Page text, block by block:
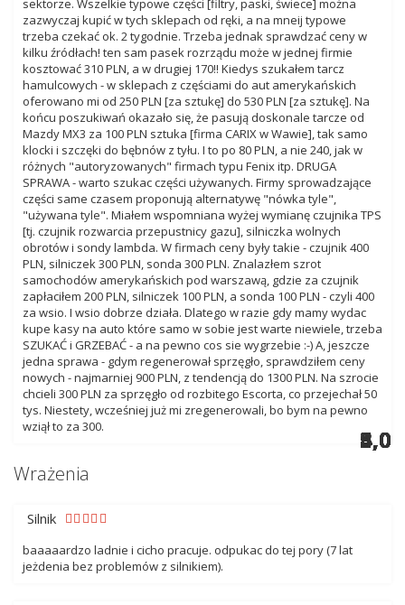
4,0
sektorze. Wszelkie typowe części [filtry, paski, świece] można
zazwyczaj kupić w tych sklepach od ręki, a na mneij typowe
trzeba czekać ok. 2 tygodnie. Trzeba jednak sprawdzać ceny w
kilku źródłach! ten sam pasek rozrządu może w jednej firmie
kosztować 310 PLN, a w drugiej 170!! Kiedys szukałem tarcz
hamulcowych - w sklepach z częściami do aut amerykańskich
oferowano mi od 250 PLN [za sztukę] do 530 PLN [za sztukę]. Na
końcu poszukiwań okazało się, że pasują doskonale tarcze od
Mazdy MX3 za 100 PLN sztuka [firma CARIX w Wawie], tak samo
klocki i szczęki do bębnów z tyłu. I to po 80 PLN, a nie 240, jak w
różnych "autoryzowanych" firmach typu Fenix itp. DRUGA
SPRAWA - warto szukac części używanych. Firmy sprowadzające
części same czasem proponują alternatywę "nówka tyle",
"używana tyle". Miałem wspomniana wyżej wymianę czujnika TPS
[tj. czujnik rozwarcia przepustnicy gazu], silniczka wolnych
obrotów i sondy lambda. W firmach ceny były takie - czujnik 400
PLN, silniczek 300 PLN, sonda 300 PLN. Znalazłem szrot
samochodów amerykańskich pod warszawą, gdzie za czujnik
zapłaciłem 200 PLN, silniczek 100 PLN, a sonda 100 PLN - czyli 400
za wsio. I wsio dobrze działa. Dlatego w razie gdy mamy wydac
kupe kasy na auto które samo w sobie jest warte niewiele, trzeba
SZUKAĆ i GRZEBAĆ - a na pewno cos sie wygrzebie :-) A, jeszcze
jedna sprawa - gdym regenerował sprzęgło, sprawdziłem ceny
nowych - najmarniej 900 PLN, z tendencją do 1300 PLN. Na szrocie
chcieli 300 PLN za sprzęgło od rozbitego Escorta, co przejechał 50
tys. Niestety, wcześniej już mi zregenerowali, bo bym na pewno
wziął to za 300.
Wrażenia
5,0
Silnik
baaaaardzo ladnie i cicho pracuje. odpukac do tej pory (7 lat
jeżdenia bez problemów z silnikiem).
5,0
3,0
5,0
5,0
4,0
5,0
5,0
3,0
5,0
4,0
4,0